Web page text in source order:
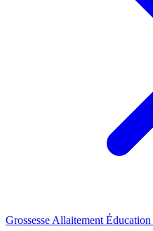
Grossesse Allaitement Éducation